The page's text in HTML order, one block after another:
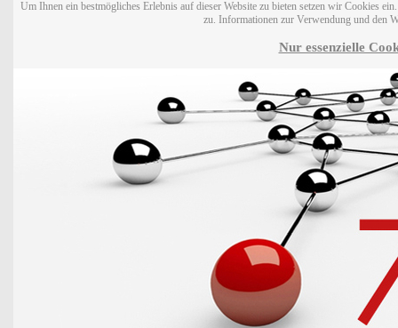
Um Ihnen ein bestmögliches Erlebnis auf dieser Website zu bieten setzen wir Cookies
zu. Informationen zur Verwendung und den
Nur essenzielle